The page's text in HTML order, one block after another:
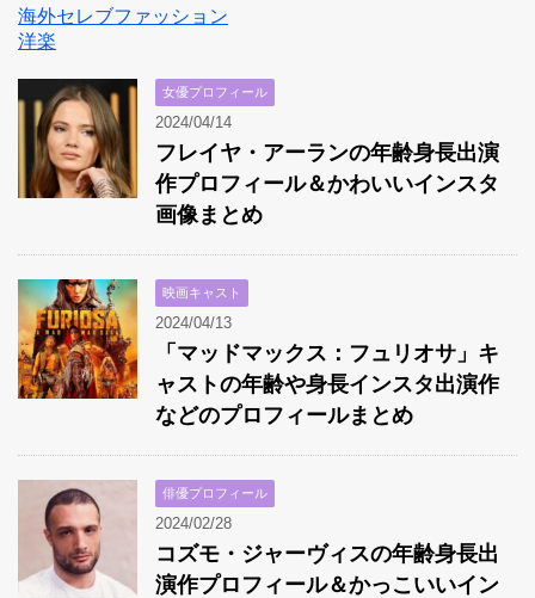
海外セレブファッション
洋楽
女優プロフィール
2024/04/14
フレイヤ・アーランの年齢身長出演
作プロフィール＆かわいいインスタ
画像まとめ
映画キャスト
2024/04/13
「マッドマックス：フュリオサ」キ
ャストの年齢や身長インスタ出演作
などのプロフィールまとめ
俳優プロフィール
2024/02/28
コズモ・ジャーヴィスの年齢身長出
演作プロフィール＆かっこいいイン